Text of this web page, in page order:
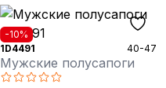
-10%
1D4491
40-47
Мужские полусапоги